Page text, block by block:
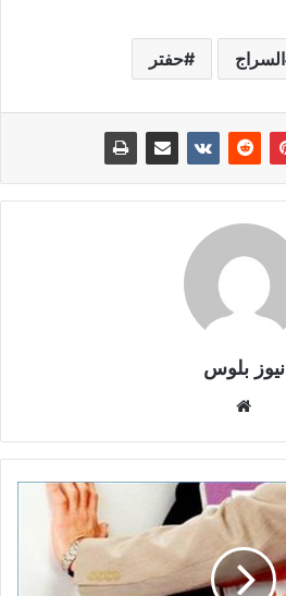
السراج حفتر
نيوز بلوس